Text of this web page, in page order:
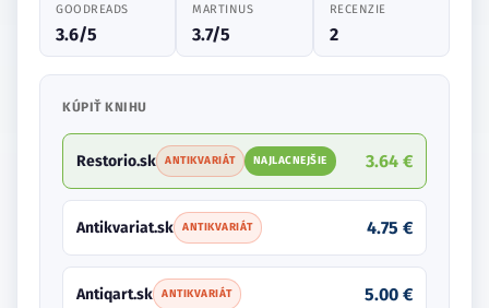
GOODREADS
3.6/5
MARTINUS
3.7/5
RECENZIE
2
KÚPIŤ KNIHU
Restorio.sk ANTIKVARIÁT NAJLACNEJŠIE 3.64 €
Antikvariat.sk ANTIKVARIÁT 4.75 €
Antiqart.sk ANTIKVARIÁT 5.00 €